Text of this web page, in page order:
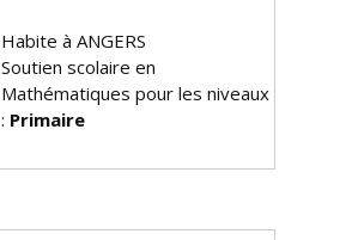
Habite à ANGERS
Soutien scolaire en
Mathématiques pour les niveaux
: Primaire